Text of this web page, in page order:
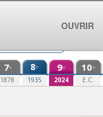
7e
1878
8e
1935
9e
2024
10e
E.C.
OUVRIR